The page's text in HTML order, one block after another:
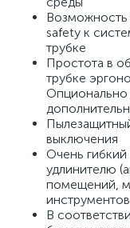
Возможность
safety к
трубке
Простота в
трубке
Опционально
выключения
Очень
удлинителю
помещений,
инструментов
В